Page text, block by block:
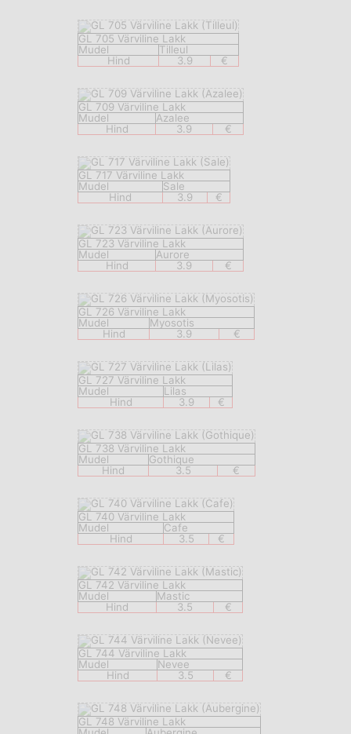
GL 705 Värviline Lakk
Mudel
Tilleul
Hind
3.9 €
GL 709 Värviline Lakk
Mudel
Azalee
Hind
3.9 €
GL 717 Värviline Lakk
Mudel
Sale
Hind
3.9 €
GL 723 Värviline Lakk
Mudel
Aurore
Hind
3.9 €
GL 726 Värviline Lakk
Mudel
Myosotis
Hind
3.9 €
GL 727 Värviline Lakk
Mudel
Lilas
Hind
3.9 €
GL 738 Värviline Lakk
Mudel
Gothique
Hind
3.5 €
GL 740 Värviline Lakk
Mudel
Cafe
Hind
3.5 €
GL 742 Värviline Lakk
Mudel
Mastic
Hind
3.5 €
GL 744 Värviline Lakk
Mudel
Nevee
Hind
3.5 €
GL 748 Värviline Lakk